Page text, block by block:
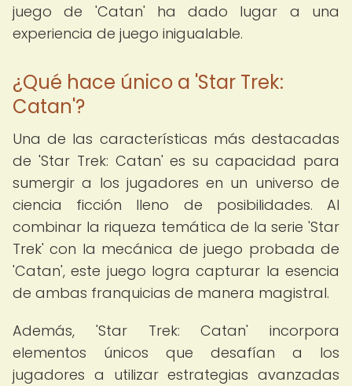
juego de 'Catan' ha dado lugar a una
experiencia de juego inigualable.
¿Qué hace único a 'Star Trek:
Catan'?
Una de las características más destacadas
de 'Star Trek: Catan' es su capacidad para
sumergir a los jugadores en un universo de
ciencia ficción lleno de posibilidades. Al
combinar la riqueza temática de la serie 'Star
Trek' con la mecánica de juego probada de
'Catan', este juego logra capturar la esencia
de ambas franquicias de manera magistral.
Además, 'Star Trek: Catan' incorpora
elementos únicos que desafían a los
jugadores a utilizar estrategias avanzadas